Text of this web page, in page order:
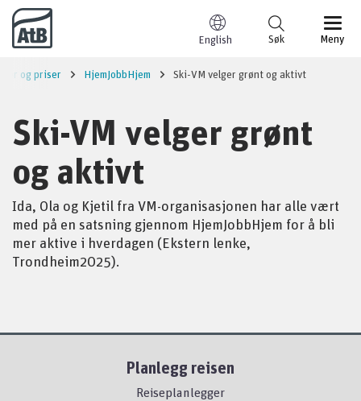
Til innhold
English Meny
Søk
og priser HjemJobbHjem Ski-VM velger grønt og aktivt
Ski-VM velger grønt
og aktivt
Ida, Ola og Kjetil fra VM-organisasjonen har alle vært
med på en satsning gjennom HjemJobbHjem for å bli
mer aktive i hverdagen (Ekstern lenke,
Trondheim2025).
Planlegg reisen
Reiseplanlegger